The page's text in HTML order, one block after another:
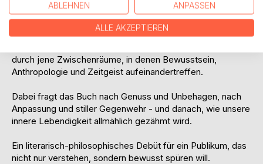
In 30 eigenständigen Miniaturen erkundet Die gezähmte
Seele die feinen Risse unseres Selbst. Von Zenons
Paradoxien bis zu Slavoj Zizek, von großen Gedanken bis
durch jene Zwischenräume, in denen Bewusstsein,
Anthropologie und Zeitgeist aufeinandertreffen.
Dabei fragt das Buch nach Genuss und Unbehagen, nach
Anpassung und stiller Gegenwehr - und danach, wie unsere
innere Lebendigkeit allmählich gezähmt wird.
Ein literarisch-philosophisches Debüt für ein Publikum, das
nicht nur verstehen, sondern bewusst spüren will.
ABLEHNEN ANPASSEN
ALLE AKZEPTIEREN